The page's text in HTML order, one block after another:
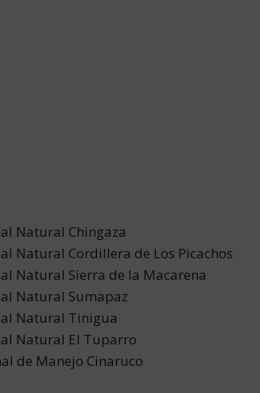
Natural Chingaza
Natural Cordillera de Los Picachos
Natural Sierra de la Macarena
Natural Sumapaz
Natural Tinigua
Natural El Tuparro
de Manejo Cinaruco